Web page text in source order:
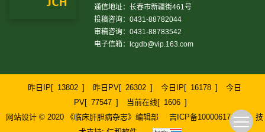
通信地址：长春市新疆街461号
投稿咨询：0431-88782044
审稿咨询：0431-88783542
电子信箱：
lcgdb@vip.163.com
昨日IP[ 13802 ] 昨日PV[ 26302 ] 今日IP[ 16178 ]
今日
PV[ 77547 ] 当前在线[ 1606 ]
网站设计 © 2020 《临床肝胆病杂志》编辑部
吉ICP备10000617号-1
技